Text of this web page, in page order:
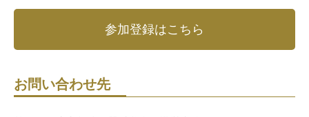
参加登録はこちら
お問い合わせ先